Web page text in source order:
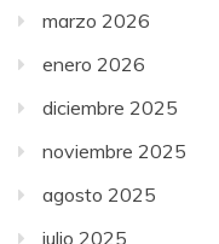
marzo 2026
enero 2026
diciembre 2025
noviembre 2025
agosto 2025
julio 2025